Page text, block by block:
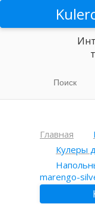
Главная
Кулеры
marengo-